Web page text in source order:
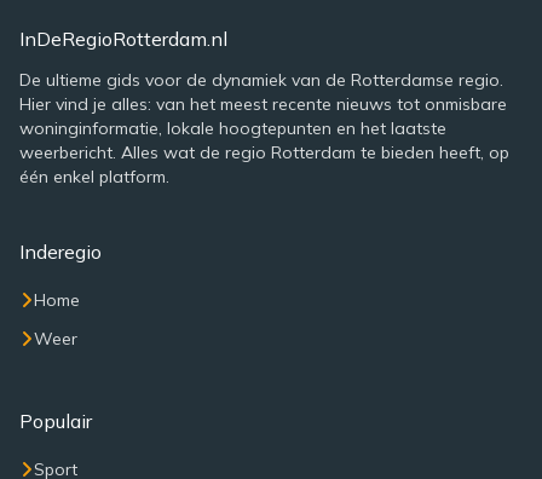
InDeRegioRotterdam.nl
De ultieme gids voor de dynamiek van de Rotterdamse regio.
Hier vind je alles: van het meest recente nieuws tot onmisbare
woninginformatie, lokale hoogtepunten en het laatste
weerbericht. Alles wat de regio Rotterdam te bieden heeft, op
één enkel platform.
Inderegio
Home
Weer
Populair
Sport